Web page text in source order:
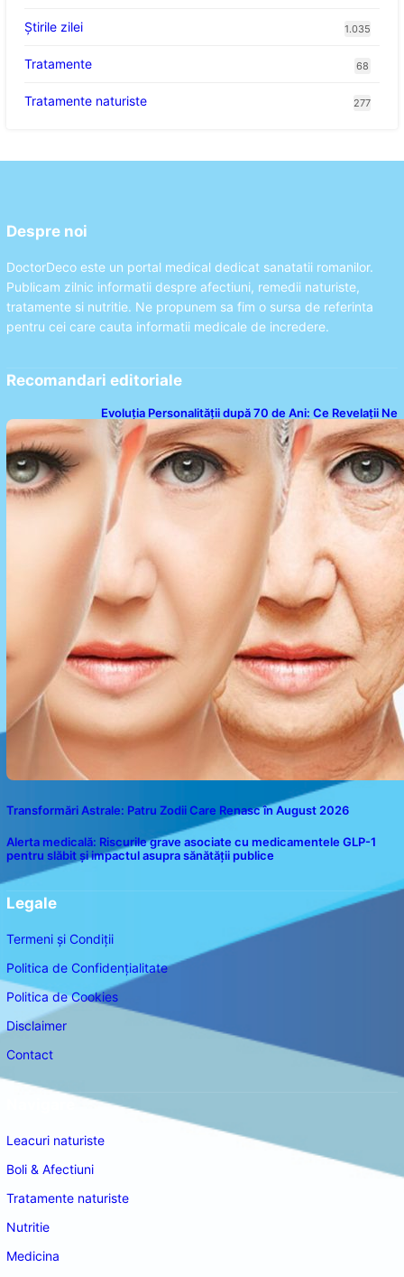
Știrile zilei 1.035
Tratamente 68
Tratamente naturiste 277
Despre noi
DoctorDeco este un portal medical dedicat sanatatii romanilor.
Publicam zilnic informatii despre afectiuni, remedii naturiste,
tratamente si nutritie. Ne propunem sa fim o sursa de referinta
pentru cei care cauta informatii medicale de incredere.
Recomandari editoriale
Evoluția Personalității după 70 de Ani: Ce Revelații Ne
Oferă Studiile Psihologice
Transformări Astrale: Patru Zodii Care Renasc în August 2026
Alerta medicală: Riscurile grave asociate cu medicamentele GLP-1
pentru slăbit și impactul asupra sănătății publice
Legale
Termeni și Condiții
Politica de Confidențialitate
Politica de Cookies
Disclaimer
Contact
Leacuri naturiste
Boli & Afectiuni
Tratamente naturiste
Nutritie
Medicina